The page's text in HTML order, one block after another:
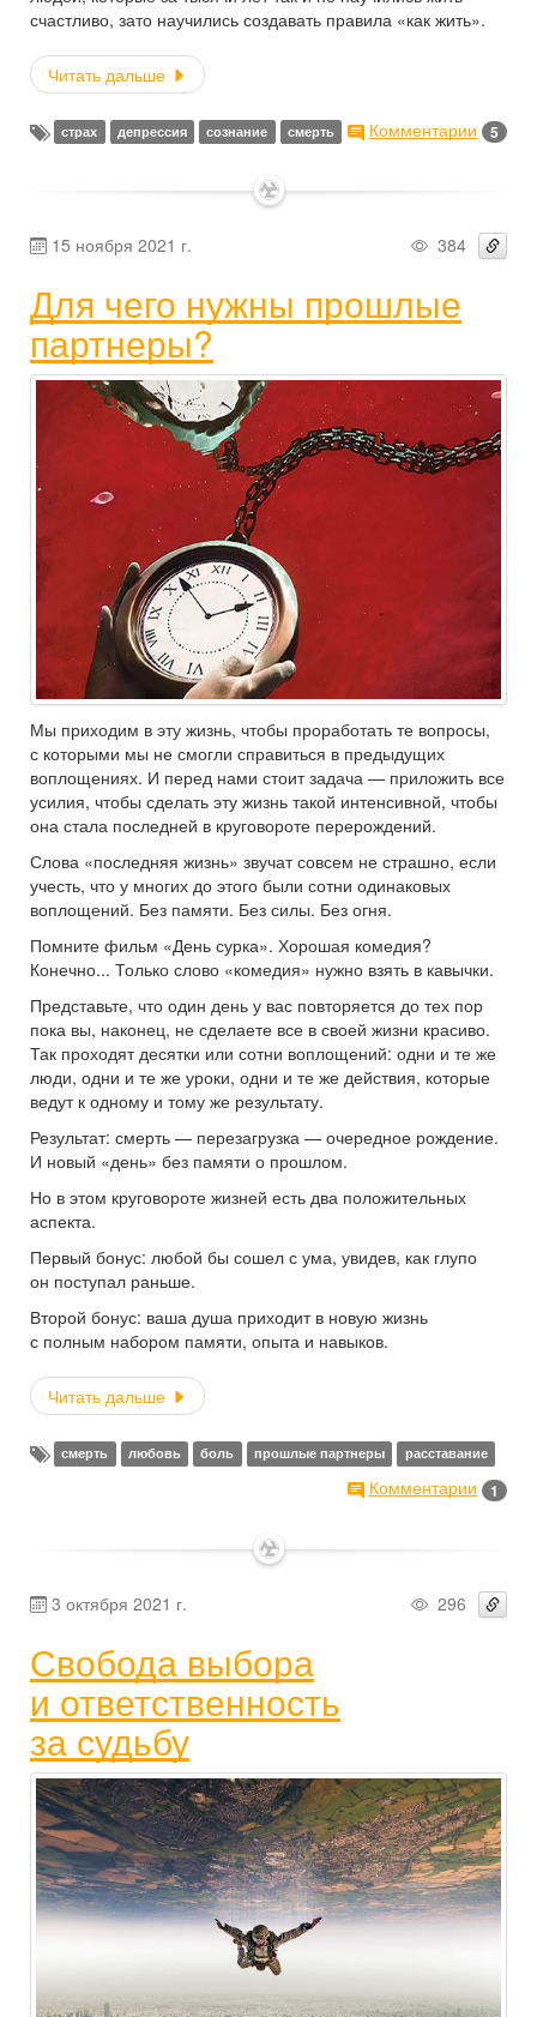
счастливо, зато научились создавать правила «как жить».
Читать дальше
страх депрессия сознание смерть Комментарии 5
✶
15 ноября 2021 г. 384
Для чего нужны прошлые
партнеры?
Мы приходим в эту жизнь, чтобы проработать те вопросы,
с которыми мы не смогли справиться в предыдущих
воплощениях. И перед нами стоит задача — приложить все
усилия, чтобы сделать эту жизнь такой интенсивной, чтобы
она стала последней в круговороте перерождений.
Слова «последняя жизнь» звучат совсем не страшно, если
учесть, что у многих до этого были сотни одинаковых
воплощений. Без памяти. Без силы. Без огня.
Помните фильм «День сурка». Хорошая комедия?
Конечно... Только слово «комедия» нужно взять в кавычки.
Представьте, что один день у вас повторяется до тех пор
пока вы, наконец, не сделаете все в своей жизни красиво.
Так проходят десятки или сотни воплощений: одни и те же
люди, одни и те же уроки, одни и те же действия, которые
ведут к одному и тому же результату.
Результат: смерть — перезагрузка — очередное рождение.
И новый «день» без памяти о прошлом.
Но в этом круговороте жизней есть два положительных
аспекта.
Первый бонус: любой бы сошел с ума, увидев, как глупо
он поступал раньше.
Второй бонус: ваша душа приходит в новую жизнь
с полным набором памяти, опыта и навыков.
Читать дальше
смерть любовь боль прошлые партнеры расставание
Комментарии 1
✶
3 октября 2021 г. 296
Свобода выбора
и ответственность
за судьбу